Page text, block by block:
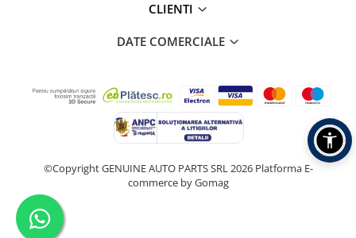
CLIENTI
DATE COMERCIALE
©Copyright GENUINE AUTO PARTS SRL 2026 Platforma E-
commerce by Gomag